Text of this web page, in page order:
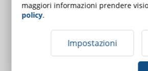
Il viaggio della sostenibilità(1 ora)
Introduzione ai concetti chiave e alla
naturali, umane e finanziarie.
Protagonisti della sostenibilità
Percorso approfondito sugli Obiettivi
maggiori informazioni prendere
policy.
Impostazioni